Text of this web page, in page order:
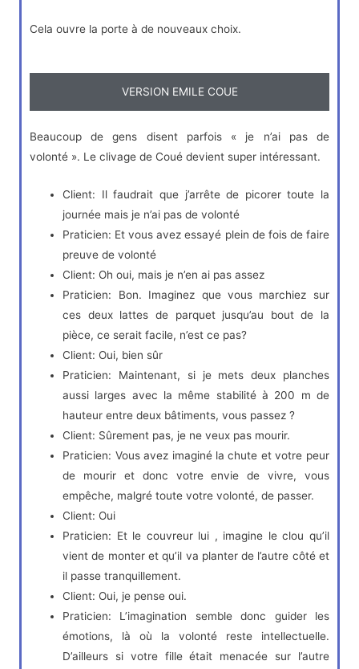
Cela ouvre la porte à de nouveaux choix.
VERSION EMILE COUE
Beaucoup de gens disent parfois « je n’ai pas de
volonté ». Le clivage de Coué devient super intéressant.
Client: Il faudrait que j’arrête de picorer toute la
journée mais je n’ai pas de volonté
Praticien: Et vous avez essayé plein de fois de faire
preuve de volonté
Client: Oh oui, mais je n’en ai pas assez
Praticien: Bon. Imaginez que vous marchiez sur
ces deux lattes de parquet jusqu’au bout de la
pièce, ce serait facile, n’est ce pas?
Client: Oui, bien sûr
Praticien: Maintenant, si je mets deux planches
aussi larges avec la même stabilité à 200 m de
hauteur entre deux bâtiments, vous passez ?
Client: Sûrement pas, je ne veux pas mourir.
Praticien: Vous avez imaginé la chute et votre peur
de mourir et donc votre envie de vivre, vous
empêche, malgré toute votre volonté, de passer.
Client: Oui
Praticien: Et le couvreur lui , imagine le clou qu’il
vient de monter et qu’il va planter de l’autre côté et
il passe tranquillement.
Client: Oui, je pense oui.
Praticien: L’imagination semble donc guider les
émotions, là où la volonté reste intellectuelle.
D’ailleurs si votre fille était menacée sur l’autre